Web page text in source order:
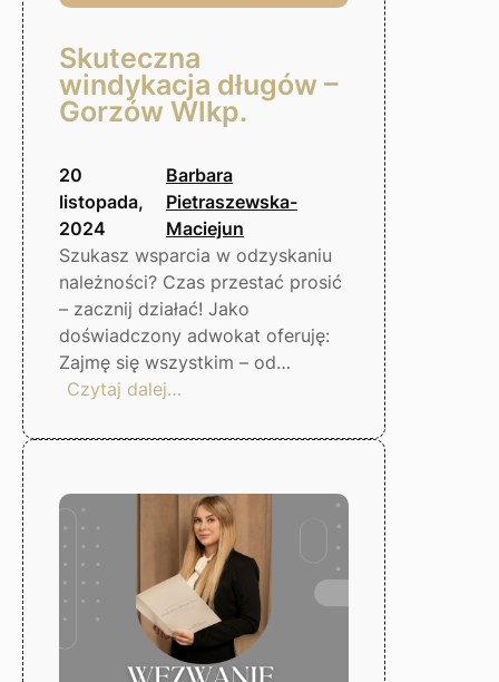
Skuteczna
windykacja długów –
Gorzów Wlkp.
20
listopada,
2024
Barbara
Pietraszewska-
Maciejun
Szukasz wsparcia w odzyskaniu
należności? Czas przestać prosić
– zacznij działać! Jako
doświadczony adwokat oferuję:
Zajmę się wszystkim – od…
Czytaj dalej…
windykacja
–
Gorzów
Wlkp.